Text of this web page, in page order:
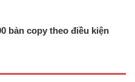
bản copy theo điều kiện
năng chuẩn: Copy - In - Scan
copy - in: 20 trang/phút A4.Bộ
6,4 giâyĐảo bản sao 2 mặt tự